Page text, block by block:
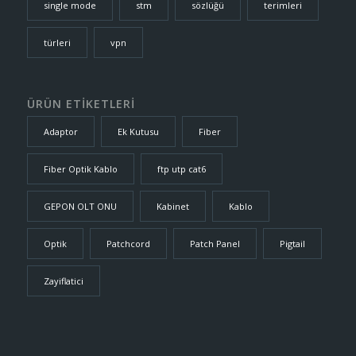
single mode stm sözlüğü terimleri
türleri vpn
ÜRÜN ETİKETLERİ
Adaptor Ek Kutusu Fiber
Fiber Optik Kablo ftp utp cat6
GEPON OLT ONU Kabinet Kablo
Optik Patchcord Patch Panel Pigtail
Zayiflatici